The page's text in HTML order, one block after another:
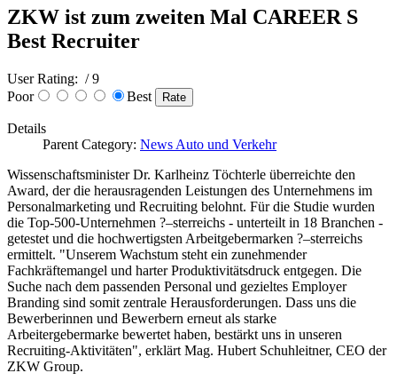
ZKW ist zum zweiten Mal CAREER S
Best Recruiter
User Rating: / 9
Poor
Best
Details
Parent Category: News Auto und Verkehr
Wissenschaftsminister Dr. Karlheinz Töchterle überreichte den
Award, der die herausragenden Leistungen des Unternehmens im
Personalmarketing und Recruiting belohnt. Für die Studie wurden
die Top-500-Unternehmen ?–sterreichs - unterteilt in 18 Branchen -
getestet und die hochwertigsten Arbeitgebermarken ?–sterreichs
ermittelt. "Unserem Wachstum steht ein zunehmender
Fachkräftemangel und harter Produktivitätsdruck entgegen. Die
Suche nach dem passenden Personal und gezieltes Employer
Branding sind somit zentrale Herausforderungen. Dass uns die
Bewerberinnen und Bewerbern erneut als starke
Arbeitergebermarke bewertet haben, bestärkt uns in unseren
Recruiting-Aktivitäten", erklärt Mag. Hubert Schuhleitner, CEO der
ZKW Group.